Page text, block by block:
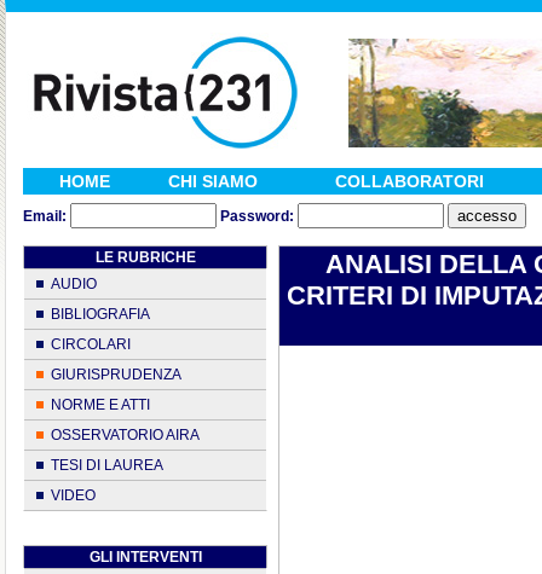
HOME CHI SIAMO COLLABORATORI
Email: Password:
LE RUBRICHE
AUDIO
BIBLIOGRAFIA
CIRCOLARI
GIURISPRUDENZA
NORME E ATTI
OSSERVATORIO AIRA
TESI DI LAUREA
VIDEO
GLI INTERVENTI
ANALISI DELLA
CRITERI DI